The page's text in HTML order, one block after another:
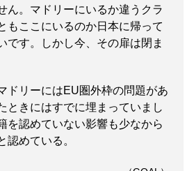
ん。マドリーにいるか違うクラ
もここにいるのか日本に帰って
です。しかし今、その扉は閉ま
ドリーにはEU圏外枠の問題があ
ときにはすでに埋まっていまし
を認めていない影響も少なから
認めている。